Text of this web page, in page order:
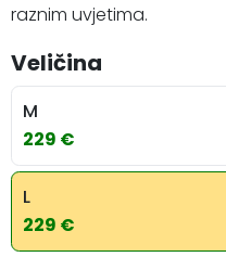
raznim uvjetima.
Veličina
M
229 €
L
229 €